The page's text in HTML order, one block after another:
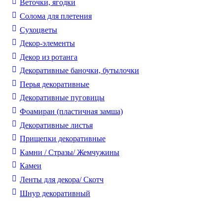
Веточки, ягодки
Солома для плетения
Cухоцветы
Декор-элементы
Декор из ротанга
Декоративные баночки, бутылочки
Перья декоративные
Декоративные пуговицы
Фоамиран (пластичная замша)
Декоративные листья
Прищепки декоративные
Камни / Cтразы/ Жемчужины
Камеи
Ленты для декора/ Скотч
Шнур декоративный